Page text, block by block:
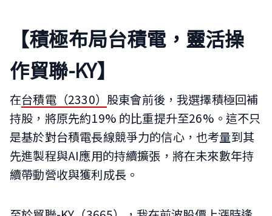
【積極布局台積電，靈活操
作貿聯-KY】
在台積電（2330） 股東會前後，我選擇積極回補
持股，將原先約19% 的比重提升至26%。這不只
是基於對台積電長線競爭力的信心，也考量到其
先進製程與AI應用的持續擴張，將在未來數年持
續帶動營收與獲利成長。